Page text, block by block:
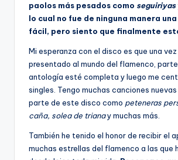
paolos más pesados como seguiriyas
lo cual no fue de ninguna manera
fácil, pero siento que finalmente
Mi esperanza con el disco es que una
presentado al mundo del flamenco,
antología esté completa y luego me
singles. Tengo muchas canciones
parte de este disco como peteneras
caña, solea de trianay muchas más.
También he tenido el honor de recibir el
muchas estrellas del flamenco a las que